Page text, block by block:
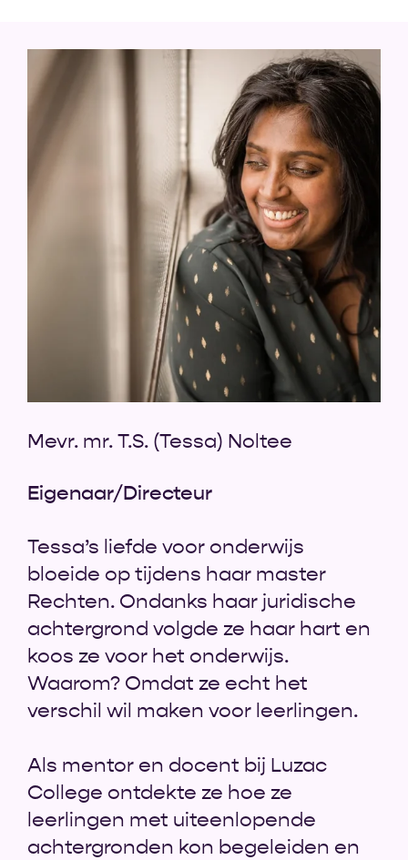
Mevr. mr. T.S. (Tessa) Noltee
Eigenaar/Directeur
Tessa’s liefde voor onderwijs
bloeide op tijdens haar master
Rechten. Ondanks haar juridische
achtergrond volgde ze haar hart en
koos ze voor het onderwijs.
Waarom? Omdat ze echt het
verschil wil maken voor leerlingen.
Als mentor en docent bij Luzac
College ontdekte ze hoe ze
leerlingen met uiteenlopende
achtergronden kon begeleiden en